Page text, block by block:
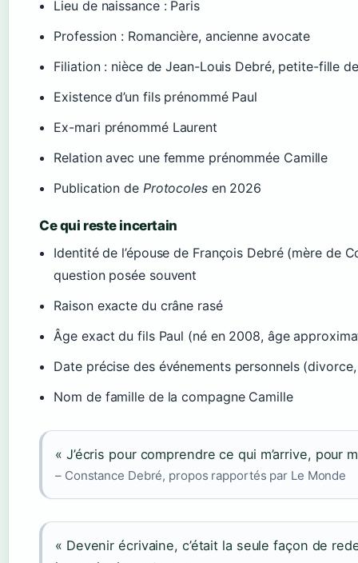
Lieu de naissance : Paris
Profession : Romancière, ancienne avocate
Filiation : nièce de Jean-Louis Debré, petite-fille
Existence d’un fils prénommé Paul
Ex-mari prénommé Laurent
Relation avec une femme prénommée Camille
Publication de Protocolesen 2026
Ce qui reste incertain
Identité de l’épouse de François Debré (mère de
question posée souvent
Raison exacte du crâne rasé
Âge exact du fils Paul (né en 2008, âge
Date précise des événements personnels
Nom de famille de la compagne Camille
« J’écris pour comprendre ce qui m’arrive, pour
– Constance Debré, propos rapportés par Le Monde
« Devenir écrivaine, c’était la seule façon de